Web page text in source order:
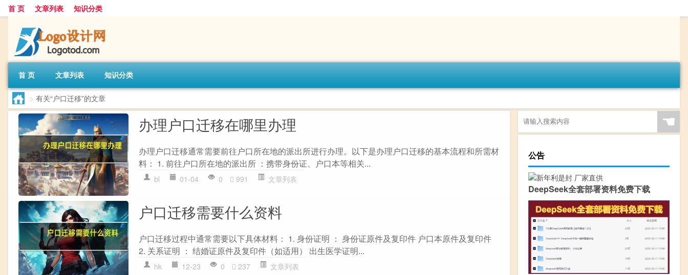
首 页 文章列表 知识分类
首 页 文章列表 知识分类
> 有关“户口迁移”的文章
办理户口迁移在哪里办理
办理户口迁移通常需要前往户口所在地的派出所进行办理。以下是办理户口迁移的基本流程和所需材
料： 1. 前往户口所在地的派出所 ：携带身份证、户口本等相关...
bl 01-04 0 991 文章列表
户口迁移需要什么资料
户口迁移过程中通常需要以下具体材料： 1. 身份证明 ： 身份证原件及复印件 户口本原件及复印件
2. 关系证明 ： 结婚证原件及复印件（如适用） 出生医学证明...
hk 12-23 0 237 文章列表
☚
公告
DeepSeek全套部署资料免费下载